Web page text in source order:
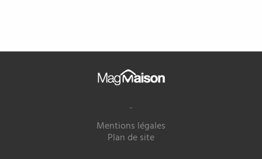
Mag
Maison
-
Mentions légales
Plan de site